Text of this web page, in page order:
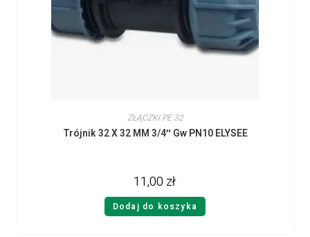
ZŁĄCZKI PE 32
Trójnik 32 X 32 MM 3/4″ Gw PN10 ELYSEE
11,00 zł
Dodaj do koszyka